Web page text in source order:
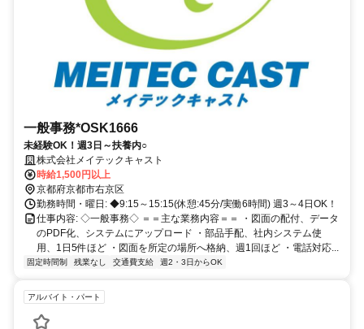
一般事務*OSK1666
未経験OK！週3日～扶養内○
株式会社メイテックキャスト
時給1,500円以上
京都府京都市右京区
勤務時間・曜日: ◆9:15～15:15(休憩:45分/実働6時間) 週3～4日OK！
仕事内容: ◇一般事務◇ ＝＝主な業務内容＝＝ ・図面の配付、データ
のPDF化、システムにアップロード ・部品手配、社内システム使
用、1日5件ほど ・図面を所定の場所へ格納、週1回ほど ・電話対応...
固定時間制 残業なし 交通費支給 週2・3日からOK
アルバイト・パート